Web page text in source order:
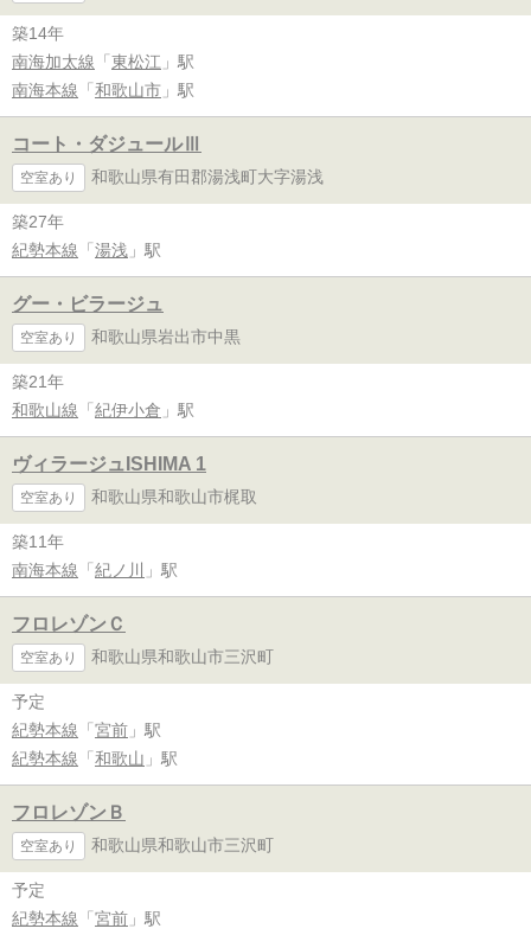
築14年
南海加太線 「 東松江 」駅
南海本線 「 和歌山市 」駅
コート・ダジュールⅢ
空室あり 和歌山県有田郡湯浅町大字湯浅
築27年
紀勢本線 「 湯浅 」駅
グー・ビラージュ
空室あり 和歌山県岩出市中黒
築21年
和歌山線 「 紀伊小倉 」駅
ヴィラージュISHIMA 1
空室あり 和歌山県和歌山市梶取
築11年
南海本線 「 紀ノ川 」駅
フロレゾンＣ
空室あり 和歌山県和歌山市三沢町
予定
紀勢本線 「 宮前 」駅
紀勢本線 「 和歌山 」駅
フロレゾンＢ
空室あり 和歌山県和歌山市三沢町
予定
紀勢本線 「 宮前 」駅